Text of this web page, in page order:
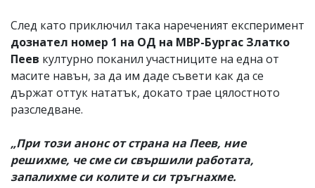
След като приключил така нареченият експеримент
дознател номер 1 на ОД на МВР-Бургас Златко
Пеев културно поканил участниците на една от
масите навън, за да им даде съвети как да се
държат оттук нататък, докато трае цялостното
разследване.
„При този анонс от страна на Пеев, ние
решихме, че сме си свършили работата,
запалихме си колите и си тръгнахме.